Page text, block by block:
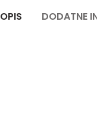
OPIS DODATNE